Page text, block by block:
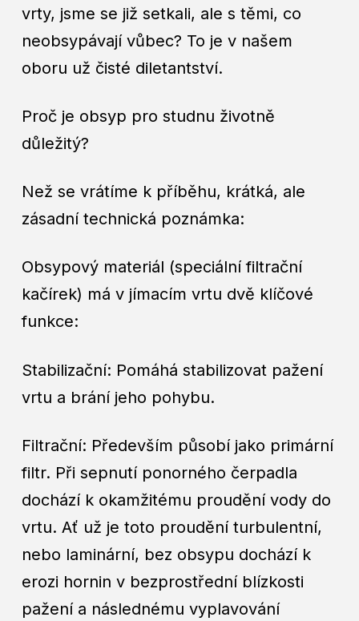
vrty, jsme se již setkali, ale s těmi, co
neobsypávají vůbec? To je v našem
oboru už čisté diletantství.
Proč je obsyp pro studnu životně
důležitý?
Než se vrátíme k příběhu, krátká, ale
zásadní technická poznámka:
Obsypový materiál (speciální filtrační
kačírek) má v jímacím vrtu dvě klíčové
funkce:
Stabilizační: Pomáhá stabilizovat pažení
vrtu a brání jeho pohybu.
Filtrační: Především působí jako primární
filtr. Při sepnutí ponorného čerpadla
dochází k okamžitému proudění vody do
vrtu. Ať už je toto proudění turbulentní,
nebo laminární, bez obsypu dochází k
erozi hornin v bezprostřední blízkosti
pažení a následnému vyplavování